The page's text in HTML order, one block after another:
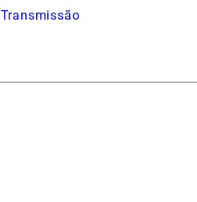
Transmissão